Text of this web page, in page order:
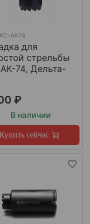
АК74
для
стрельбы
74, Дельта-
₽
В наличии
Купить сейчас